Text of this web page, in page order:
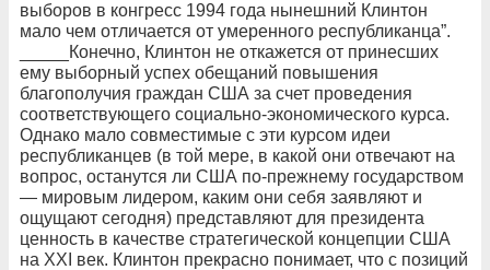
выборов в конгресс 1994 года нынешний Клинтон
мало чем отличается от умеренного республиканца”.
_____Конечно, Клинтон не откажется от принесших
ему выборный успех обещаний повышения
благополучия граждан США за счет проведения
соответствующего социально-экономического курса.
Однако мало совместимые с эти курсом идеи
республиканцев (в той мере, в какой они отвечают на
вопрос, останутся ли США по-прежнему государством
— мировым лидером, каким они себя заявляют и
ощущают сегодня) представляют для президента
ценность в качестве стратегической концепции США
на XXI век. Клинтон прекрасно понимает, что с позиций